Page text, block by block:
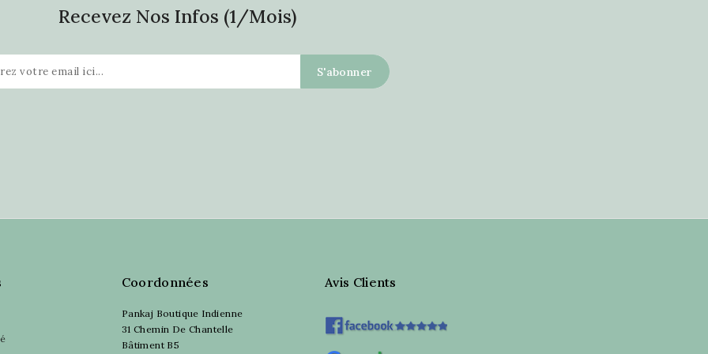
Recevez Nos Infos (1/mois)
Coordonnées
Pankaj Boutique Indienne
31 Chemin De Chantelle
Bâtiment B5
Avis Clients